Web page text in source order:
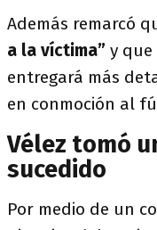
Además remarcó
a la víctima” y que
entregará más
en conmoción al
Vélez tomó
sucedido
Por medio de un